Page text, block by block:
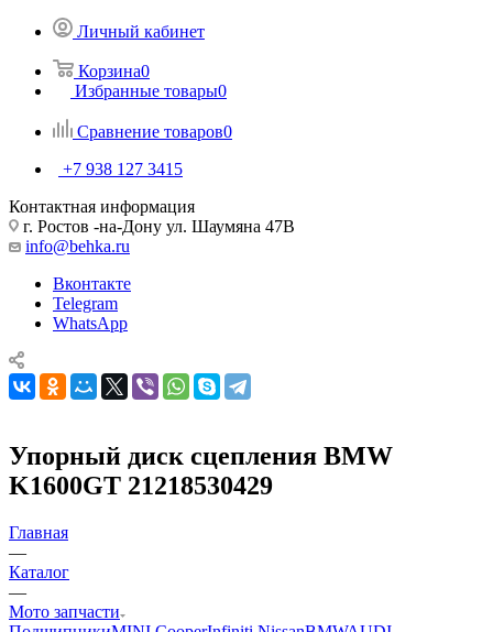
Личный кабинет
Корзина0
Избранные товары0
Сравнение товаров0
+7 938 127 3415
Контактная информация
г. Ростов -на-Дону ул. Шаумяна 47В
info@behka.ru
Вконтакте
Telegram
WhatsApp
Упорный диск сцепления BMW
K1600GT 21218530429
Главная
—
Каталог
—
Мото запчасти